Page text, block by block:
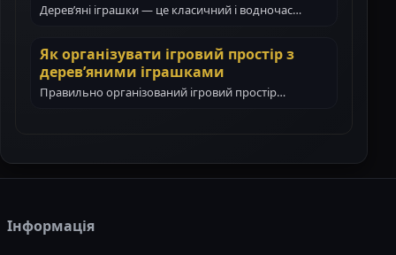
Дерев’яні іграшки — це класичний і водночас
Як організувати ігровий простір з
дерев’яними іграшками
Правильно організований ігровий простір
Інформація